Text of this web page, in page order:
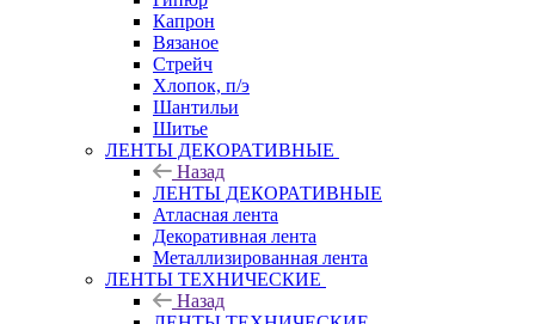
Капрон
Вязаное
Стрейч
Хлопок, п/э
Шантильи
Шитье
ЛЕНТЫ ДЕКОРАТИВНЫЕ
Назад
ЛЕНТЫ ДЕКОРАТИВНЫЕ
Атласная лента
Декоративная лента
Металлизированная лента
ЛЕНТЫ ТЕХНИЧЕСКИЕ
Назад